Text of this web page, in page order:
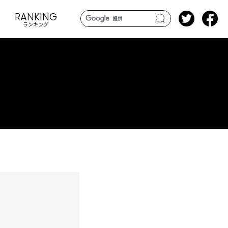
search
RANKING
ランキング